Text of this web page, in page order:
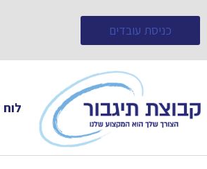
כניסת עובדים
לוח